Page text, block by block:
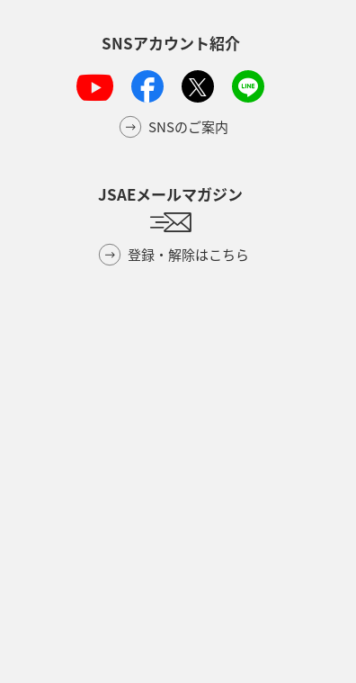
SNSアカウント紹介
SNSのご案内
JSAEメールマガジン
登録・解除はこちら